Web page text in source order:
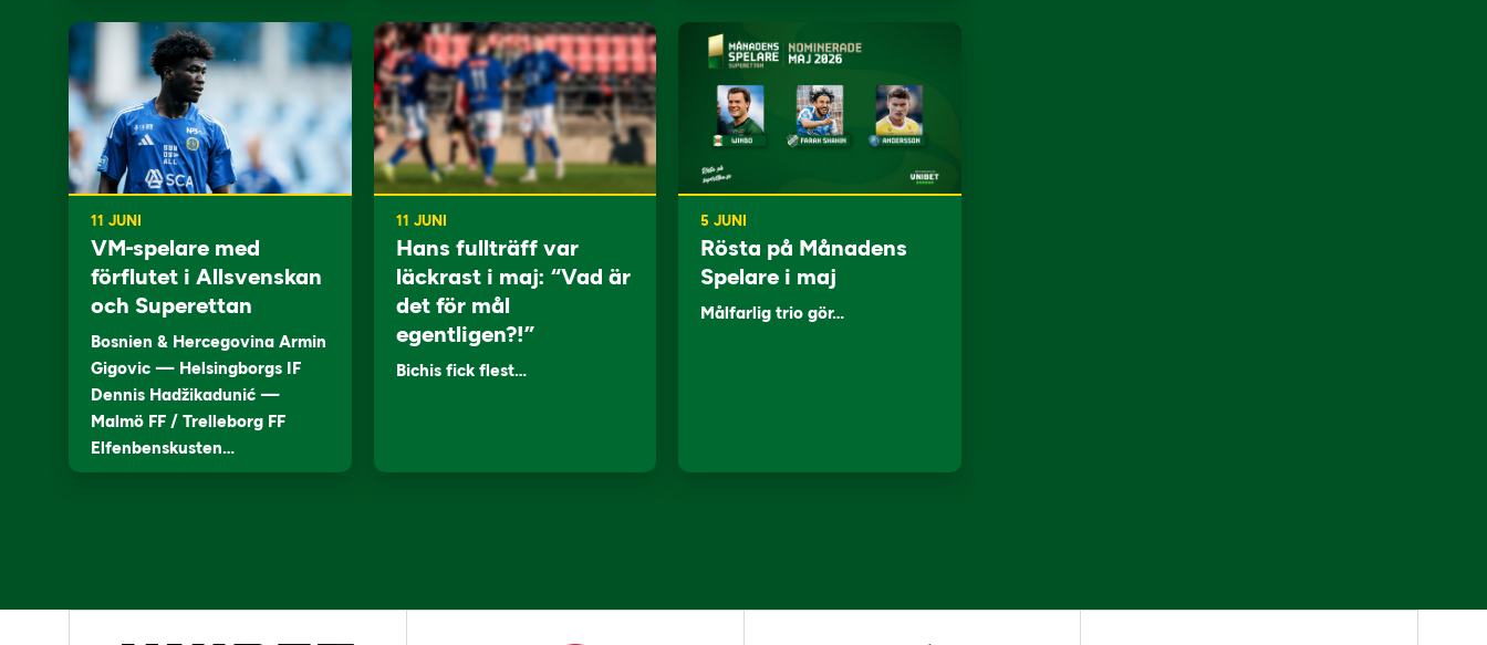
11 JUNI
VM-spelare med
förflutet i Allsvenskan
och Superettan
Bosnien & Hercegovina Armin
Gigovic — Helsingborgs IF
Dennis Hadžikadunić —
Malmö FF / Trelleborg FF
Elfenbenskusten…
11 JUNI
Hans fullträff var
läckrast i maj: “Vad är
det för mål
egentligen?!”
Bichis fick flest…
5 JUNI
Rösta på Månadens
Spelare i maj
Målfarlig trio gör…